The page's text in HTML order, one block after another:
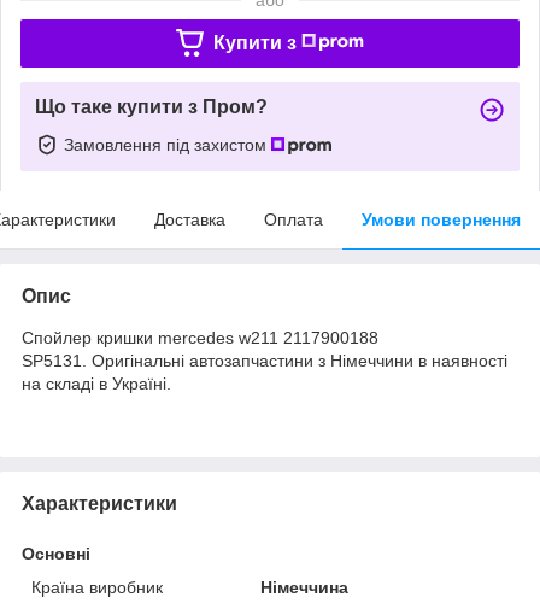
Купити з
Що таке купити з Пром?
Замовлення під захистом
Доставка Оплата Умови повернення
Опис
Спойлер кришки mercedes w211 2117900188
SP5131. Оригінальні автозапчастини з Німеччини в наявності
на складі в Україні.
Характеристики
Основні
Країна виробник
Німеччина